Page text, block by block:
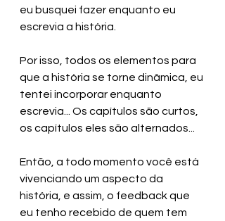
eu busquei fazer enquanto eu
escrevia a história.
Por isso, todos os elementos para
que a história se torne dinâmica, eu
tentei incorporar enquanto
escrevia... Os capítulos são curtos,
os capítulos eles são alternados...
Então, a todo momento você está
vivenciando um aspecto da
história, e assim, o feedback que
eu tenho recebido de quem tem